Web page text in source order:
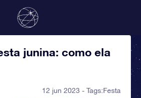
junina: como ela
12 jun 2023 - Tags:Festa